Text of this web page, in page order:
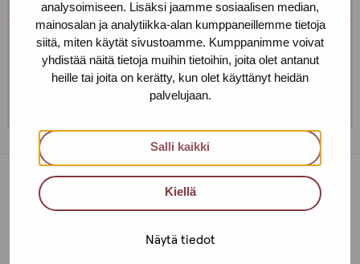
analysoimiseen. Lisäksi jaamme sosiaalisen median,
mainosalan ja analytiikka-alan kumppaneillemme tietoja
siitä, miten käytät sivustoamme. Kumppanimme voivat
yhdistää näitä tietoja muihin tietoihin, joita olet antanut
heille tai joita on kerätty, kun olet käyttänyt heidän
palvelujaan.
Salli kaikki
Kiellä
Näytä tiedot
Tampereen toimipiste
+358 (0)45 265 0480
Toimipisteet